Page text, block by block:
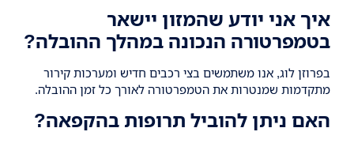
איך אני יודע שהמזון יישאר
בטמפרטורה הנכונה במהלך ההובלה?
בפרוזן לוג, אנו משתמשים בצי רכבים חדיש ומערכות קירור
מתקדמות שמנטרות את הטמפרטורה לאורך כל זמן ההובלה.
האם ניתן להוביל תרופות בהקפאה?